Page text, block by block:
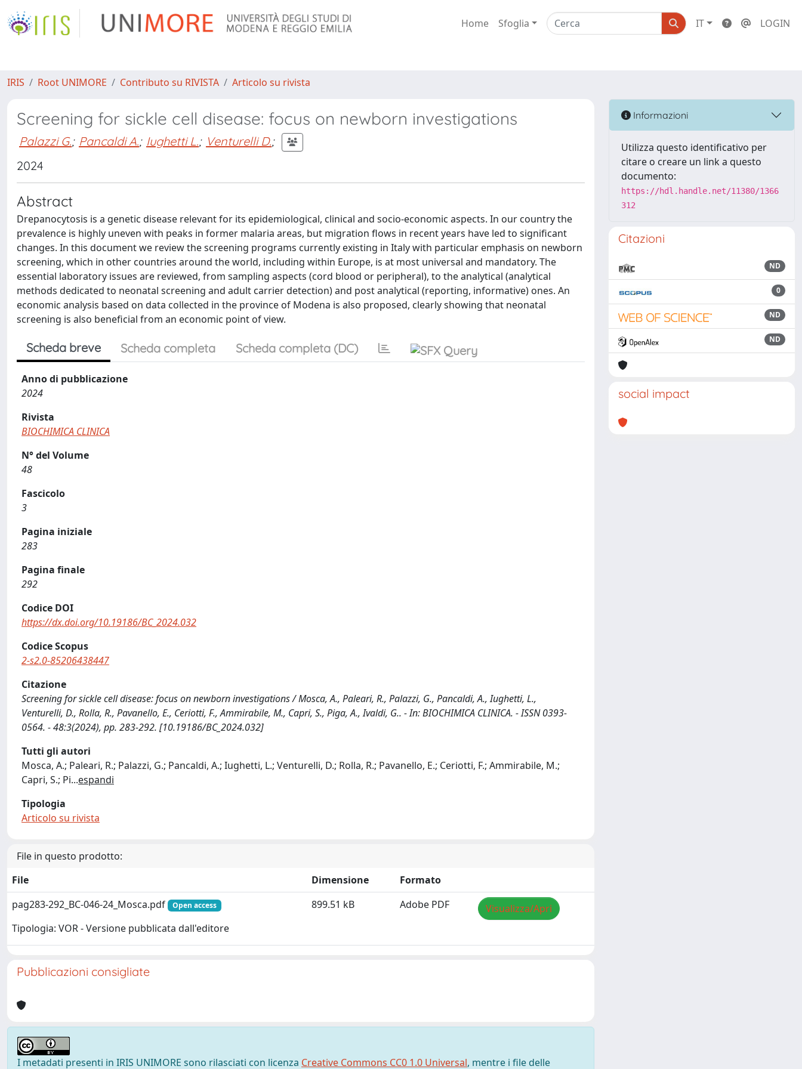
Home Sfoglia IT LOGIN
IRIS Root UNIMORE Contributo su RIVISTA Articolo su rivista
Screening for sickle cell disease: focus on newborn investigations
Palazzi G.; Pancaldi A.; Iughetti L.; Venturelli D.;
2024
Abstract
Drepanocytosis is a genetic disease relevant for its epidemiological, clinical and socio-economic aspects. In our country the
prevalence is highly uneven with peaks in former malaria areas, but migration flows in recent years have led to significant
changes. In this document we review the screening programs currently existing in Italy with particular emphasis on newborn
screening, which in other countries around the world, including within Europe, is at most universal and mandatory. The
essential laboratory issues are reviewed, from sampling aspects (cord blood or peripheral), to the analytical (analytical
methods dedicated to neonatal screening and adult carrier detection) and post analytical (reporting, informative) ones. An
economic analysis based on data collected in the province of Modena is also proposed, clearly showing that neonatal
screening is also beneficial from an economic point of view.
Scheda breve Scheda completa Scheda completa (DC)
Anno di pubblicazione
2024
Rivista
BIOCHIMICA CLINICA
N° del Volume
48
Fascicolo
3
Pagina iniziale
283
Pagina finale
292
Codice DOI
https://dx.doi.org/10.19186/BC_2024.032
Codice Scopus
2-s2.0-85206438447
Citazione
Screening for sickle cell disease: focus on newborn investigations / Mosca, A., Paleari, R., Palazzi, G., Pancaldi, A., Iughetti, L.,
Venturelli, D., Rolla, R., Pavanello, E., Ceriotti, F., Ammirabile, M., Capri, S., Piga, A., Ivaldi, G.. - In: BIOCHIMICA CLINICA. - ISSN 0393-
0564. - 48:3(2024), pp. 283-292. [10.19186/BC_2024.032]
Tutti gli autori
Mosca, A.; Paleari, R.; Palazzi, G.; Pancaldi, A.; Iughetti, L.; Venturelli, D.; Rolla, R.; Pavanello, E.; Ceriotti, F.; Ammirabile, M.;
Capri, S.; Pi...espandi
Tipologia
Articolo su rivista
File in questo prodotto:
File
Dimensione
Formato
pag283-292_BC-046-24_Mosca.pdf
Open access
Tipologia: VOR - Versione pubblicata dall'editore
899.51 kB Adobe PDF Visualizza/Apri
Pubblicazioni consigliate
I metadati presenti in IRIS UNIMORE sono rilasciati con licenza Creative Commons CC0 1.0 Universal, mentre i file delle
Informazioni
Utilizza questo identificativo per
citare o creare un link a questo
documento:
https://hdl.handle.net/11380/1366
312
Citazioni
ND
0
ND
ND
social impact